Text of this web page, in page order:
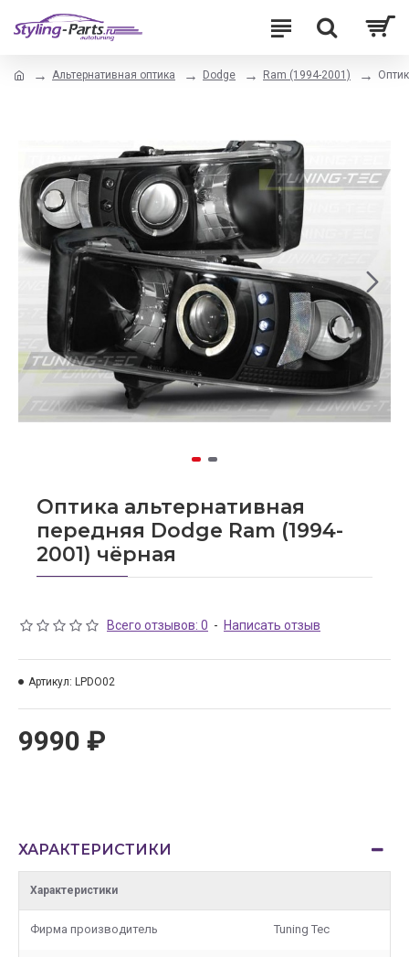
Альтернативная оптика Dodge Ram (1994-2001)
Оптика альтернативная
передняя Dodge Ram (1994-
2001) чёрная
Всего отзывов: 0 - Написать отзыв
9990 ₽
Артикул: LPDO02
ХАРАКТЕРИСТИКИ
Характеристики
Фирма производитель Tuning Tec